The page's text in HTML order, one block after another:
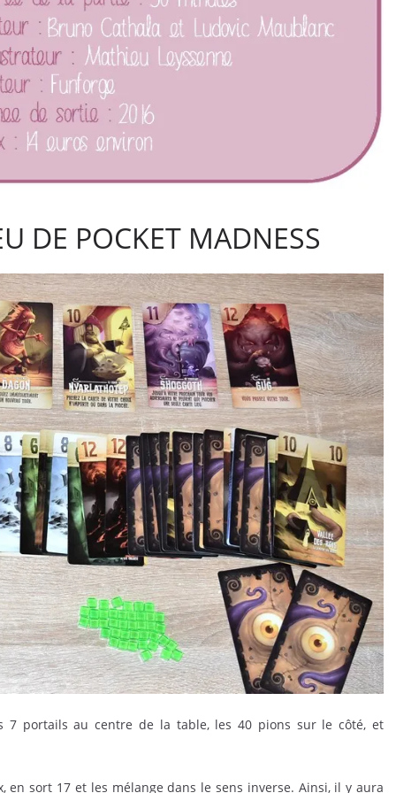
DE POCKET MADNESS
portails au centre de la table, les 40 pions sur le côté, et
en sort 17 et les mélange dans le sens inverse. Ainsi, il y aura